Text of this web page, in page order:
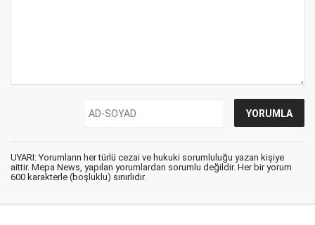
UYARI: Yorumların her türlü cezai ve hukuki sorumluluğu yazan kişiye
aittir. Mepa News, yapılan yorumlardan sorumlu değildir. Her bir yorum
600 karakterle (boşluklu) sınırlıdır.